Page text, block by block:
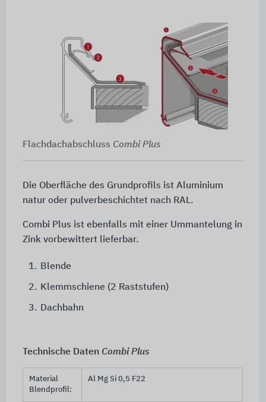
Flachdachabschluss Combi Plus
Die Oberfläche des Grundprofils ist Aluminium
natur oder pulverbeschichtet nach RAL.
Combi Plus ist ebenfalls mit einer Ummantelung in
Zink vorbewittert lieferbar.
1. Blende
2. Klemmschiene (2 Raststufen)
3. Dachbahn
Technische Daten Combi Plus
Material
Blendprofil:
Al Mg Si 0,5 F22